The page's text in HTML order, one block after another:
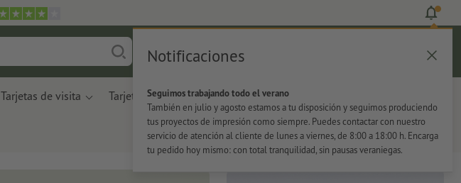
Notificaciones
Seguimos trabajando todo el verano
También en julio y agosto estamos a tu disposición y seguimos produciendo
tus proyectos de impresión como siempre. Puedes contactar con nuestro
servicio de atención al cliente de lunes a viernes, de 8:00 a 18:00 h. Encarga
tu pedido hoy mismo: con total tranquilidad, sin pausas veraniegas.
Cesta
Tarjetas de visita Tarjetas Oficina Adhesivos